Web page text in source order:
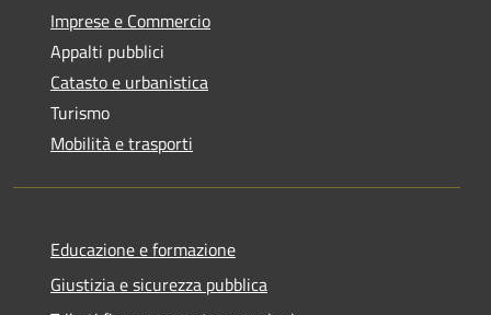
Imprese e Commercio
Appalti pubblici
Catasto e urbanistica
Turismo
Mobilità e trasporti
Educazione e formazione
Giustizia e sicurezza pubblica